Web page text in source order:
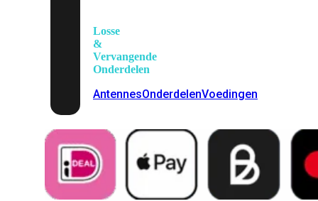
Losse
&
Vervangende
Onderdelen
AntennesOnderdelenVoedingen